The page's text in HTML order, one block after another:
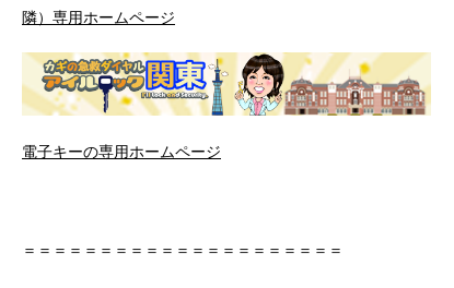
隣）専用ホームページ
電子キーの専用ホームページ
＝＝＝＝＝＝＝＝＝＝＝＝＝＝＝＝＝＝＝＝＝